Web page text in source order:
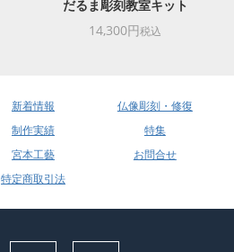
だるま彫刻教室キット
14,300円税込
新着情報
仏像彫刻・修復
制作実績
特集
宮本工藝
お問合せ
特定商取引法